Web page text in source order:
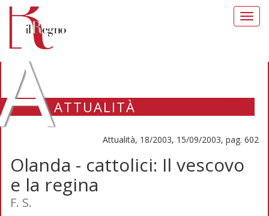
ATTUALITÀ
Attualità, 18/2003, 15/09/2003, pag. 602
Olanda - cattolici: Il vescovo
e la regina
F. S.